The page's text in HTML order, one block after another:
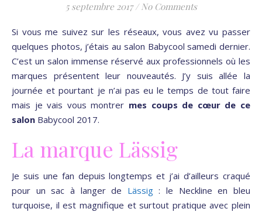
5 septembre 2017 / No Comments
Si vous me suivez sur les réseaux, vous avez vu passer
quelques photos, j’étais au salon Babycool samedi dernier.
C’est un salon immense réservé aux professionnels où les
marques présentent leur nouveautés. J’y suis allée la
journée et pourtant je n’ai pas eu le temps de tout faire
mais je vais vous montrer mes coups de cœur de ce
salon Babycool 2017.
La marque Lässig
Je suis une fan depuis longtemps et j’ai d’ailleurs craqué
pour un sac à langer de Lässig: le Neckline en bleu
turquoise, il est magnifique et surtout pratique avec plein